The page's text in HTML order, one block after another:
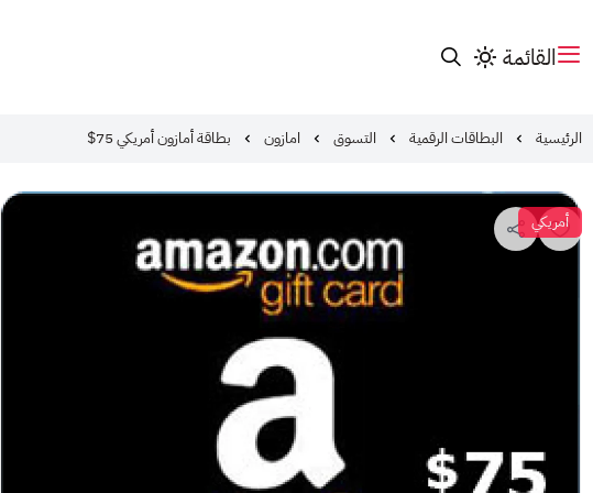
القائمة
الرئيسية البطاقات الرقمية التسوق امازون بطاقة أمازون أمريكي 75$
أمريكي